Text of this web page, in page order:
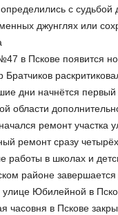
с
джунглях или
в Пскове появится
Братчиков
дни начнётся
области
ремонт
ремонт сразу
работы в школах и
районе
Юбилейной в
часовня в Пскове